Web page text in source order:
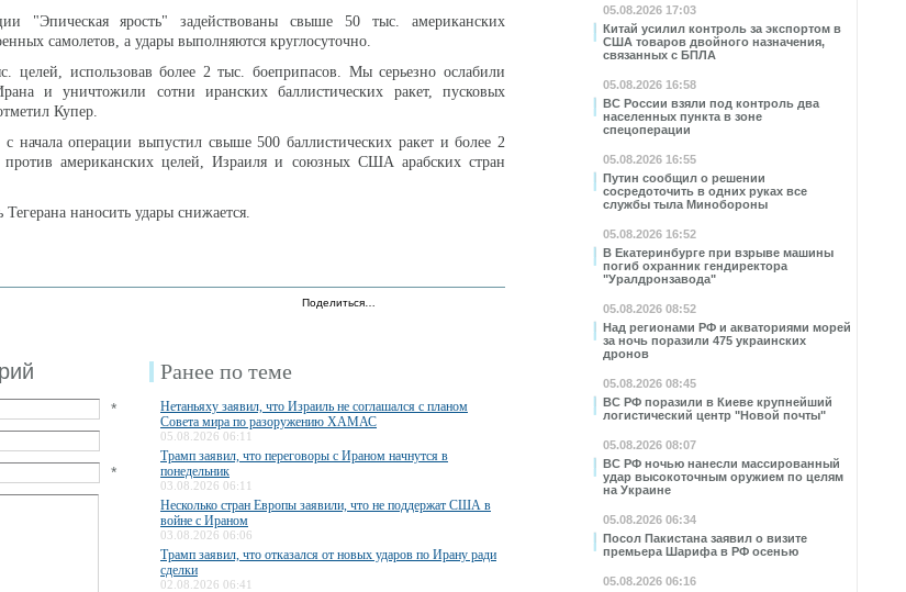
05.08.2026 17:03
Китай усилил контроль за экспортом в
США товаров двойного назначения,
связанных с БПЛА
05.08.2026 16:58
ВС России взяли под контроль два
населенных пункта в зоне
спецоперации
05.08.2026 16:55
Путин сообщил о решении
сосредоточить в одних руках все
службы тыла Минобороны
05.08.2026 16:52
В Екатеринбурге при взрыве машины
погиб охранник гендиректора
"Уралдронзавода"
05.08.2026 08:52
Над регионами РФ и акваториями морей
за ночь поразили 475 украинских
дронов
05.08.2026 08:45
ВС РФ поразили в Киеве крупнейший
логистический центр "Новой почты"
05.08.2026 08:07
ВС РФ ночью нанесли массированный
удар высокоточным оружием по целям
на Украине
05.08.2026 06:34
Посол Пакистана заявил о визите
премьера Шарифа в РФ осенью
05.08.2026 06:16
"Эпическая ярость" задействованы свыше 50 тыс. американских
самолетов, а удары выполняются круглосуточно.
использовав более 2 тыс. боеприпасов. Мы серьезно ослабили
и уничтожили сотни иранских баллистических ракет, пусковых
Купер.
начала операции выпустил свыше 500 баллистических ракет и более 2
американских целей, Израиля и союзных США арабских стран
наносить удары снижается.
Поделиться…
*
*
Ранее по теме
Нетаньяху заявил, что Израиль не соглашался с планом
Совета мира по разоружению ХАМАС
05.08.2026 06:11
Трамп заявил, что переговоры с Ираном начнутся в
понедельник
03.08.2026 06:11
Несколько стран Европы заявили, что не поддержат США в
войне с Ираном
03.08.2026 06:06
Трамп заявил, что отказался от новых ударов по Ирану ради
сделки
02.08.2026 06:41